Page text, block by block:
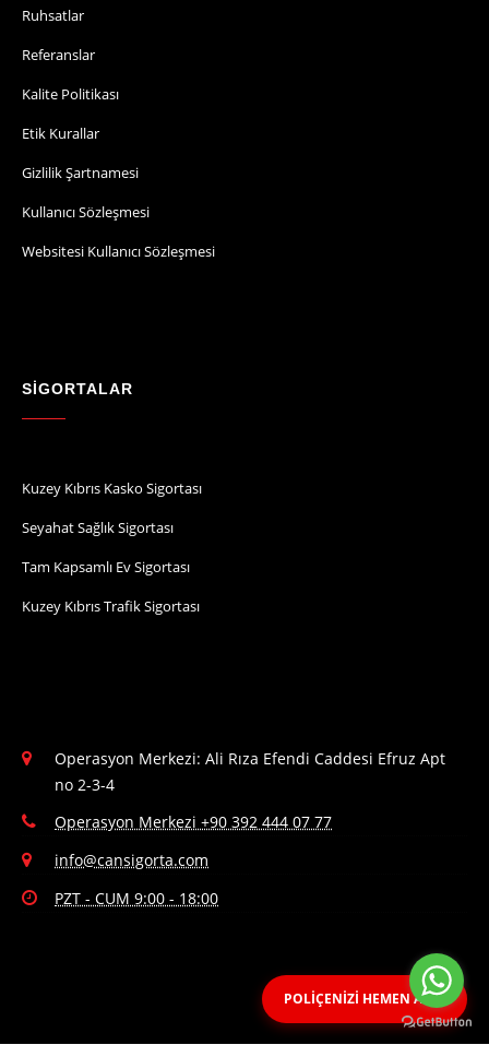
POLİÇENİZİ HEMEN ALIN
Ruhsatlar
Referanslar
Kalite Politikası
Etik Kurallar
Gizlilik Şartnamesi
Kullanıcı Sözleşmesi
Websitesi Kullanıcı Sözleşmesi
SİGORTALAR
Kuzey Kıbrıs Kasko Sigortası
Seyahat Sağlık Sigortası
Tam Kapsamlı Ev Sigortası
Kuzey Kıbrıs Trafik Sigortası
Operasyon Merkezi: Ali Rıza Efendi Caddesi Efruz Apt
no 2-3-4
Operasyon Merkezi +90 392 444 07 77
info@cansigorta.com
PZT - CUM 9:00 - 18:00